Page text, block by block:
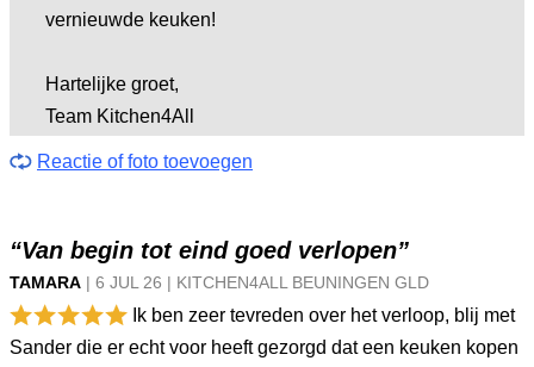
vernieuwde keuken!
Hartelijke groet,
Team Kitchen4All
Reactie of foto toevoegen
“Van begin tot eind goed verlopen”
TAMARA | 6 JUL 26 | KITCHEN4ALL BEUNINGEN GLD
Ik ben zeer tevreden over het verloop, blij met
Sander die er echt voor heeft gezorgd dat een keuken kopen